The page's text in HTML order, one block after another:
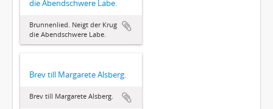
die Abendschwere Labe.
Brunnenlied. Neigt der Krug
die Abendschwere Labe.
Brev till Margarete Alsberg.
Brev till Margarete Alsberg.